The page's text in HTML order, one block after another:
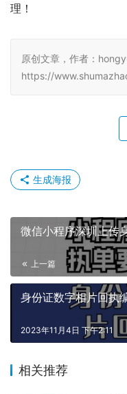
理！
原创文章，作者：
https://
生成海报
微信小程序深圳上传
上一篇
身份证数字相片回执
2023年11月4日 下午2:11
相关推荐